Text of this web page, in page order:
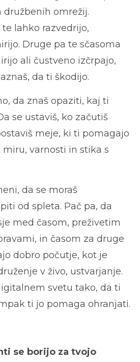
omrežij.
lahko razvedrijo,
Druge pa te sčasoma
ali čustveno izčrpajo,
da ti škodijo.
da znaš opaziti, kaj ti
se ustaviš, ko začutiš
meje, ki ti pomagajo
varnosti in stika s
da se moraš
od spleta. Pač pa, da
med časom, preživetim
in časom za druge
dobro počutje, kot je
v živo, ustvarjanje.
svetu tako, da ti
ti jo pomaga ohranjati.
se borijo za tvojo